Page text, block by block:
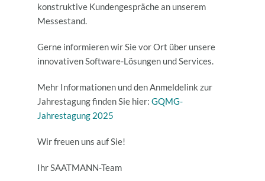
konstruktive Kundengespräche an unserem
Messestand.
Gerne informieren wir Sie vor Ort über unsere
innovativen Software-Lösungen und Services.
Mehr Informationen und den Anmeldelink zur
Jahrestagung finden Sie hier: GQMG-
Jahrestagung 2025
Wir freuen uns auf Sie!
Ihr SAATMANN-Team